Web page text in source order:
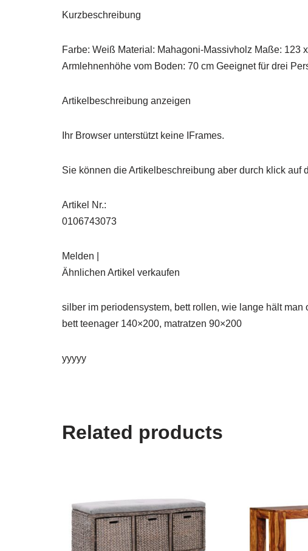
Kurzbeschreibung
Farbe: Weiß Material: Mahagoni-Massivholz Maße: 123
Armlehnenhöhe vom Boden: 70 cm Geeignet für drei
Artikelbeschreibung anzeigen
Ihr Browser unterstützt keine IFrames.
Sie können die Artikelbeschreibung aber durch klick auf
Artikel Nr.:
0106743073
Melden |
Ähnlichen Artikel verkaufen
silber im periodensystem, bett rollen, wie lange hält
bett teenager 140×200, matratzen 90×200
yyyyy
Related products